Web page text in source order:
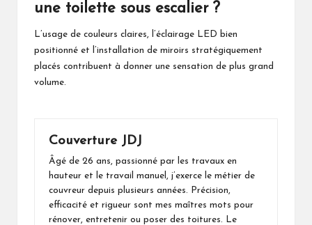
une toilette sous escalier ?
L’usage de couleurs claires, l’éclairage LED bien
positionné et l’installation de miroirs stratégiquement
placés contribuent à donner une sensation de plus grand
volume.
Couverture JDJ
Âgé de 26 ans, passionné par les travaux en
hauteur et le travail manuel, j’exerce le métier de
couvreur depuis plusieurs années. Précision,
efficacité et rigueur sont mes maîtres mots pour
rénover, entretenir ou poser des toitures. Le